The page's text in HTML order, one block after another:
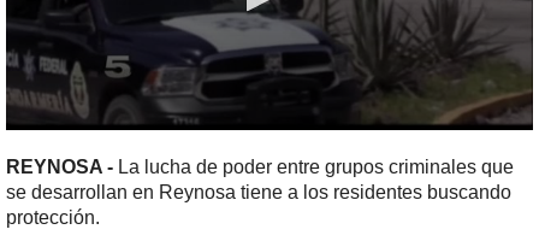
seconds
of
2
minutes,
27
REYNOSA - La lucha de poder entre grupos criminales que
se desarrollan en Reynosa tiene a los residentes buscando
protección.